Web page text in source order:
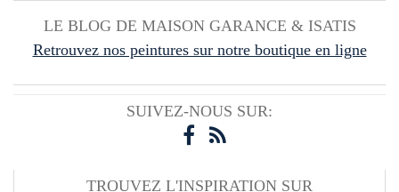
LE BLOG DE MAISON GARANCE & ISATIS
Retrouvez nos peintures sur notre boutique en ligne
SUIVEZ-NOUS SUR:
TROUVEZ L'INSPIRATION SUR